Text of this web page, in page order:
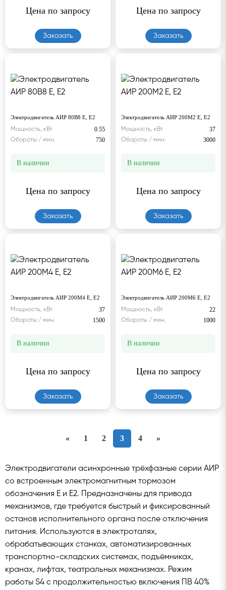
Цена по запросу
Заказать
Цена по запросу
Заказать
Электродвигатель АИР 80В8 Е, Е2
Мощность, кВт
0.55
Обороты / мин. 750
В наличии
Цена по запросу
Заказать
Электродвигатель АИР 200М2 Е, Е2
Мощность, кВт
37
Обороты / мин. 3000
В наличии
Цена по запросу
Заказать
Электродвигатель АИР 200М4 Е, Е2
Мощность, кВт
37
Обороты / мин. 1500
В наличии
Цена по запросу
Заказать
Электродвигатель АИР 200М6 Е, Е2
Мощность, кВт
22
Обороты / мин. 1000
В наличии
Цена по запросу
Заказать
« 1 2 3 4 »
Электродвигатели асинхронные трёхфазные серии АИР
со встроенным электромагнитным тормозом
обозначения Е и Е2. Предназначены для привода
механизмов, где требуется быстрый и фиксированный
останов исполнительного органа после отключения
питания. Используются в электроталях,
обрабатывающих станках, автоматизированных
транспортно-складских системах, подъёмниках,
кранах, лифтах, театральных механизмах. Режим
работы S4 с продолжительностью включения ПВ 40%